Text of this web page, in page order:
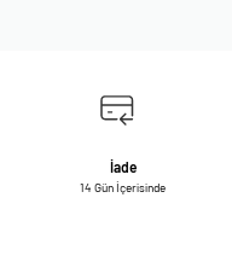
İade
14 Gün İçerisinde